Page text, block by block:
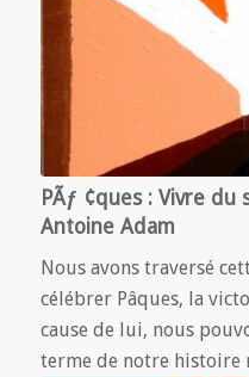
PÃƒ ¢ques : Vivre du
Antoine Adam
Nous avons traversé
célébrer Pâques, la
cause de lui, nous
terme de notre histoire